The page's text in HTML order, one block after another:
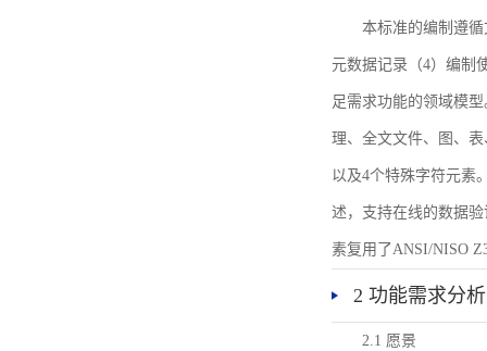
本标准的编制遵
元数据记录（4）编制
足需求功能的领域模
理、全文文件、图、
以及4个特殊字符元素
述，支持在线的数据
素复用了ANSI/NISO
2 功能需求分析
2.1 愿景